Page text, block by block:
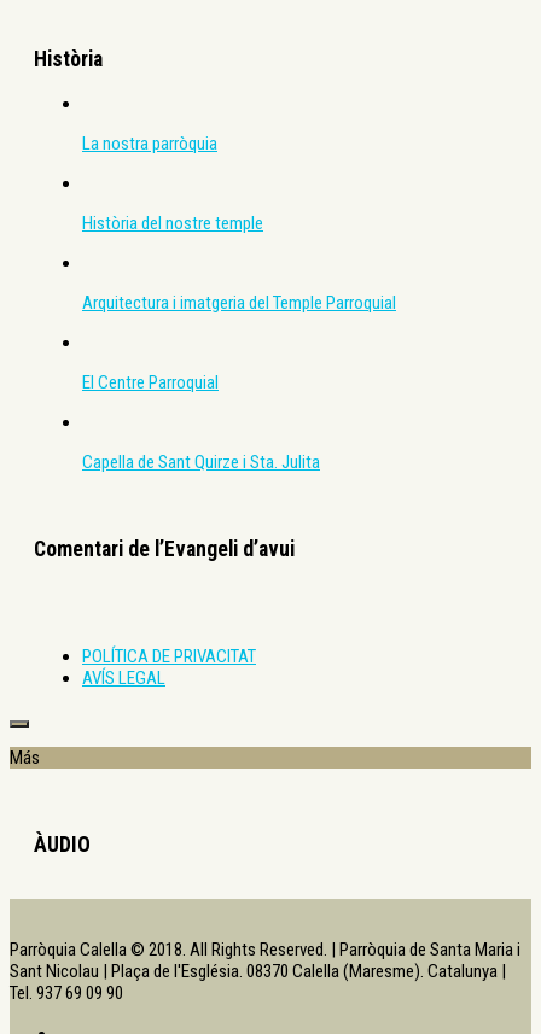
Història
La nostra parròquia
Història del nostre temple
Arquitectura i imatgeria del Temple Parroquial
El Centre Parroquial
Capella de Sant Quirze i Sta. Julita
Comentari de l’Evangeli d’avui
POLÍTICA DE PRIVACITAT
AVÍS LEGAL
Más
ÀUDIO
Parròquia Calella © 2018. All Rights Reserved. | Parròquia de Santa Maria i
Sant Nicolau | Plaça de l'Església. 08370 Calella (Maresme). Catalunya |
Tel. 937 69 09 90